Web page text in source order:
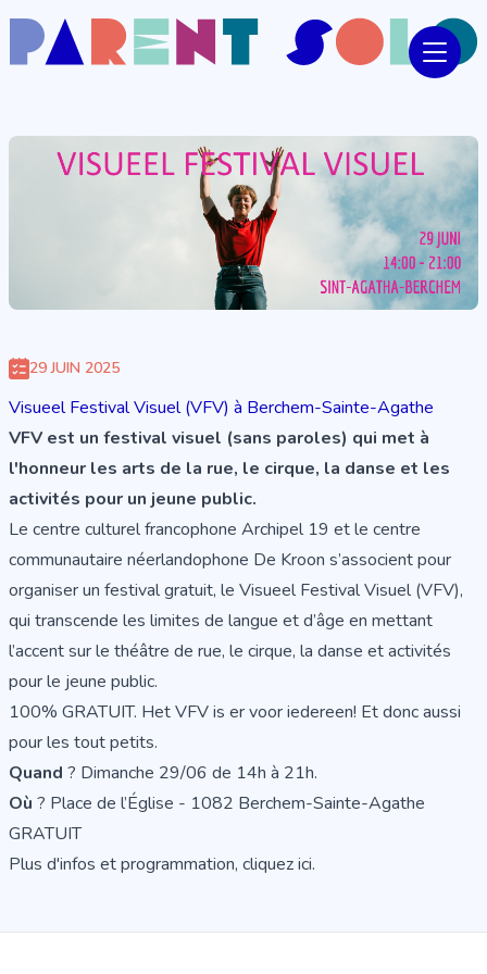
29 JUIN 2025
Visueel Festival Visuel (VFV) à Berchem-Sainte-Agathe
VFV est un festival visuel (sans paroles) qui met à
l'honneur les arts de la rue, le cirque, la danse et les
activités pour un jeune public.
Le centre culturel francophone Archipel 19 et le centre
communautaire néerlandophone De Kroon s’associent pour
organiser un festival gratuit, le Visueel Festival Visuel (VFV),
qui transcende les limites de langue et d’âge en mettant
l’accent sur le théâtre de rue, le cirque, la danse et activités
pour le jeune public.
100% GRATUIT. Het VFV is er voor iedereen! Et donc aussi
pour les tout petits.
Quand ? Dimanche 29/06 de 14h à 21h.
Où ? Place de l’Église - 1082 Berchem-Sainte-Agathe
GRATUIT
Plus d'infos et programmation, cliquez ici.